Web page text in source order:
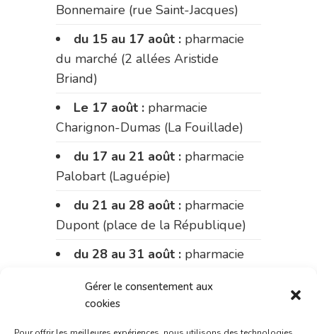
Gérer le consentement aux
cookies
Bonnemaire (rue Saint-Jacques)
du 15 au 17 août : pharmacie
du marché (2 allées Aristide
Briand)
Le 17 août : pharmacie
Charignon-Dumas (La Fouillade)
du 17 au 21 août : pharmacie
Palobart (Laguépie)
du 21 au 28 août : pharmacie
Dupont (place de la République)
du 28 au 31 août : pharmacie
Du 31 août au 4 septembre :